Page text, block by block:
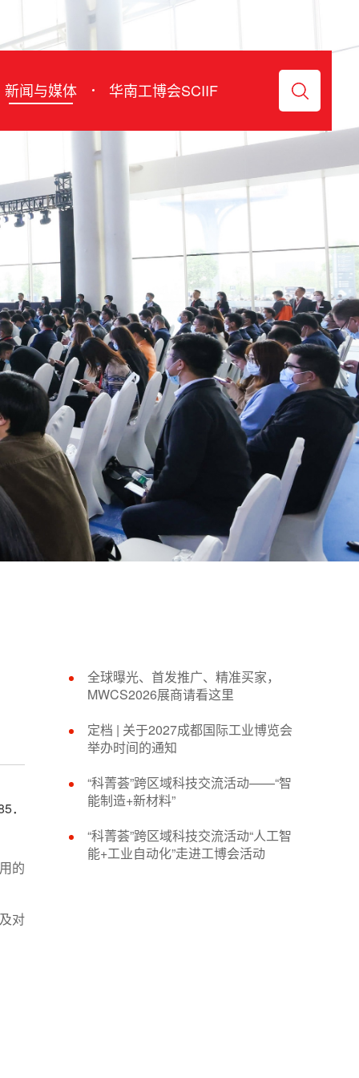
新闻与媒体 华南工博会SCIIF
．
的
对
全球曝光、首发推广、精准买家，
MWCS2026展商请看这里
定档 | 关于2027成都国际工业博览会
举办时间的通知
“科菁荟”跨区域科技交流活动——“智
能制造+新材料”
“科菁荟”跨区域科技交流活动“人工智
能+工业自动化”走进工博会活动